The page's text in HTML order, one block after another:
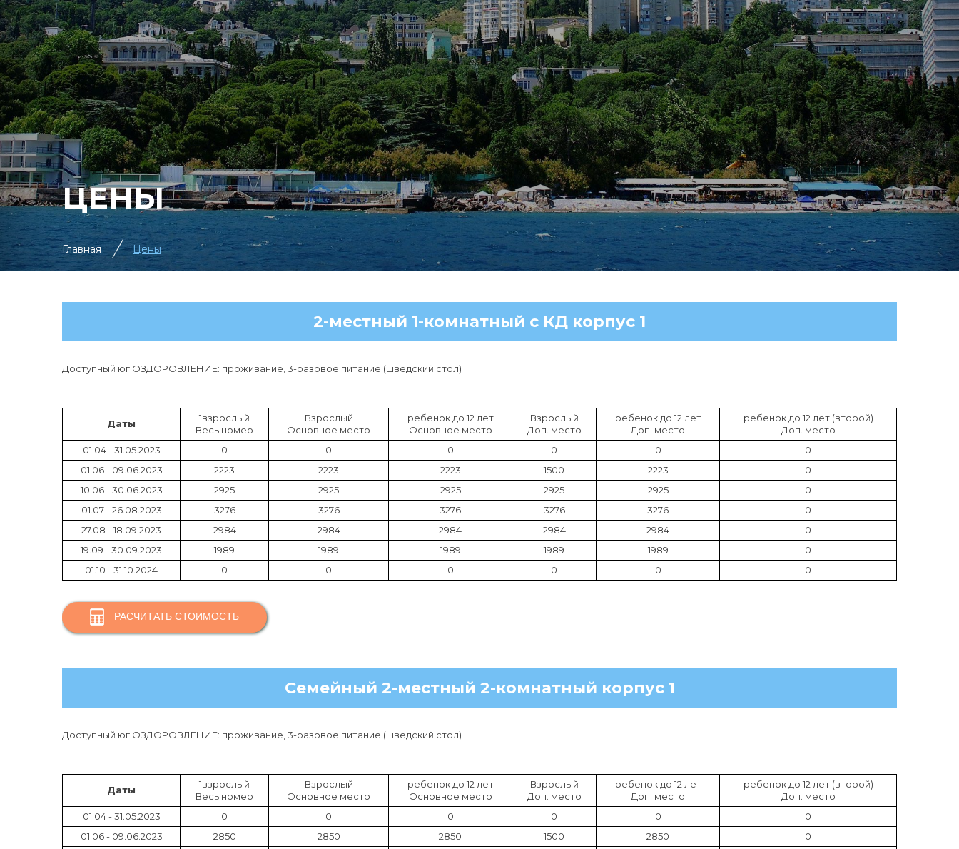
ЦЕНЫ
Главная Цены
2-местный 1-комнатный с КД корпус 1
Доступный юг ОЗДОРОВЛЕНИЕ: проживание, 3-разовое питание (шведский стол)
Даты
1взрослый
Весь номер
Взрослый
Основное место
ребенок до 12 лет
Основное место
Взрослый
Доп. место
ребенок до 12 лет
Доп. место
ребенок до 12 лет (второй)
Доп. место
01.04 - 31.05.2023
0 0 0 0 0
0
01.06 - 09.06.2023
2223 2223 2223 1500 2223
0
10.06 - 30.06.2023
2925 2925 2925 2925 2925
0
01.07 - 26.08.2023
3276 3276 3276 3276 3276
0
27.08 - 18.09.2023
2984 2984 2984 2984 2984
0
19.09 - 30.09.2023
1989 1989 1989 1989 1989
0
01.10 - 31.10.2024
0 0 0 0 0 0
РАСЧИТАТЬ СТОИМОСТЬ
Семейный 2-местный 2-комнатный корпус 1
Доступный юг ОЗДОРОВЛЕНИЕ: проживание, 3-разовое питание (шведский стол)
Даты
1взрослый
Весь номер
Взрослый
Основное место
ребенок до 12 лет
Основное место
Взрослый
Доп. место
ребенок до 12 лет
Доп. место
ребенок до 12 лет (второй)
Доп. место
01.04 - 31.05.2023
0 0 0 0 0
0
01.06 - 09.06.2023
2850 2850 2850 1500 2850
0